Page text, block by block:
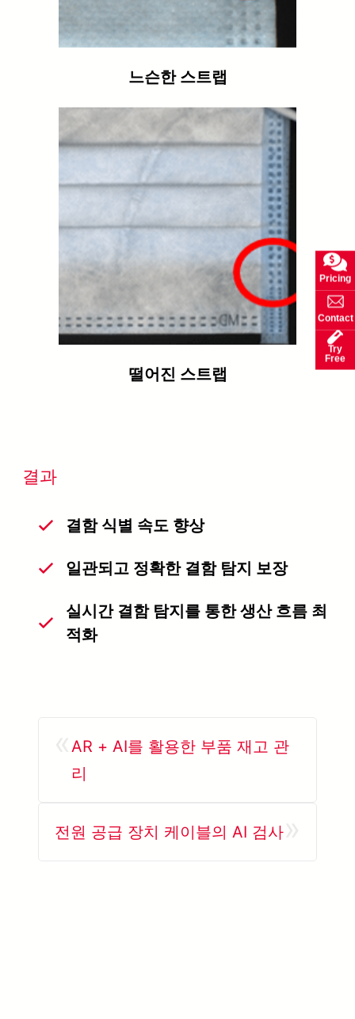
느슨한 스트랩
떨어진 스트랩
결과
결함 식별 속도 향상
일관되고 정확한 결함 탐지 보장
실시간 결함 탐지를 통한 생산 흐름 최
적화
AR + AI를 활용한 부품 재고 관
리
전원 공급 장치 케이블의 AI 검사
Pricing
Contact
Try
Free